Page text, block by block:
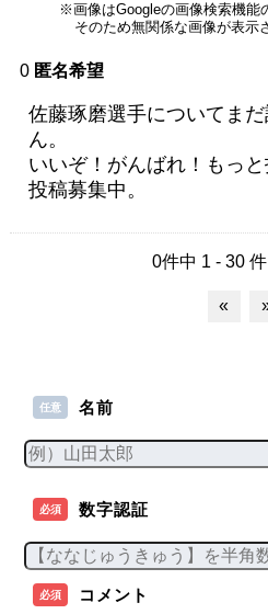
※画像はGoogleの画像検索機能
そのため無関係な画像が表示
0 匿名希望
佐藤琢磨選手についてま
ん。
いいぞ！がんばれ！もっ
投稿募集中。
0件中 1 - 30
«
任意 名前
必須 数字認証
必須 コメント